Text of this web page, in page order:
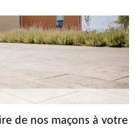
de nos maçons à votre